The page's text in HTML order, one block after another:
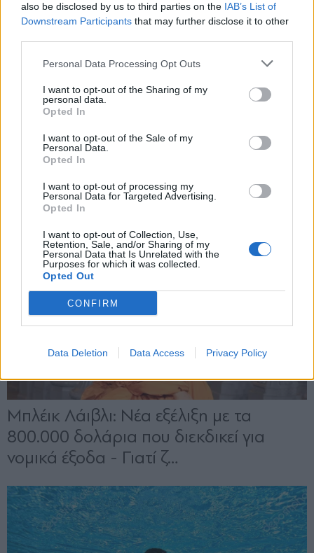
also be disclosed by us to third parties on the IAB’s List of
Downstream Participants that may further disclose it to other
Personal Data Processing Opt Outs
I want to opt-out of the Sharing of my
personal data.
Opted In
I want to opt-out of the Sale of my
Personal Data.
Opted In
I want to opt-out of processing my
Personal Data for Targeted Advertising.
Opted In
I want to opt-out of Collection, Use,
Retention, Sale, and/or Sharing of my
Personal Data that Is Unrelated with the
Purposes for which it was collected.
Opted Out
CONFIRM
Data Deletion Data Access Privacy Policy
Εγγραφή στο newsletter
Αποδέχομαι τους
και την πολιτική απορρήτου
X